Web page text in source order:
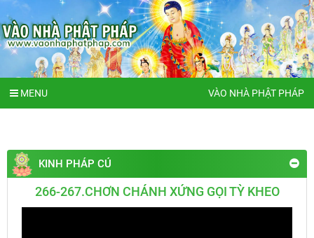
MENU VÀO NHÀ PHẬT PHÁP
KINH PHÁP CÚ
266-267.CHƠN CHÁNH XỨNG GỌI TỲ KHEO